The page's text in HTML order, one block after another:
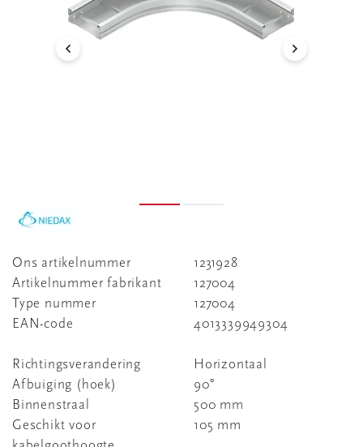
Ons artikelnummer
1231928
Artikelnummer fabrikant
127004
Type nummer
127004
EAN-code
4013339949304
Richtingsverandering
Horizontaal
Afbuiging (hoek)
90°
Binnenstraal
500 mm
Geschikt voor
105 mm